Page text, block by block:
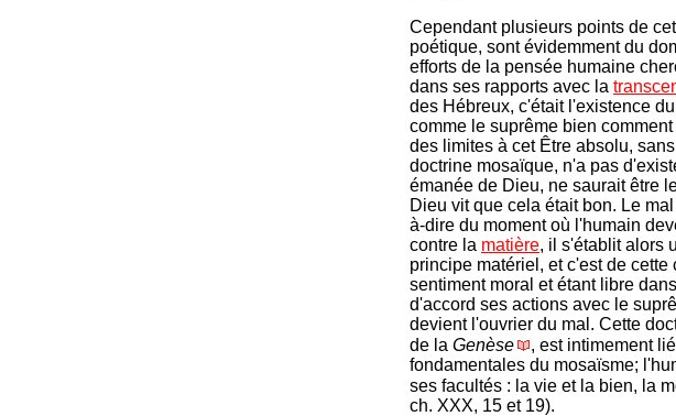
Cependant plusieurs points de
poétique, sont évidemment du
efforts de la pensée humaine
dans ses rapports avec la
des Hébreux, c'était l'existence
comme le suprême bien
des limites à cet Être absolu,
doctrine mosaïque, n'a pas
émanée de Dieu, ne saurait être
Dieu vit que cela était bon. Le
à-dire du moment où l'humain
contre la matière, il s'établit alors
principe matériel, et c'est de
sentiment moral et étant libre
d'accord ses actions avec le
devient l'ouvrier du mal. Cette
de la Genèse , est intimement
fondamentales du mosaïsme;
ses facultés : la vie et la bien, la
ch. XXX, 15 et 19).